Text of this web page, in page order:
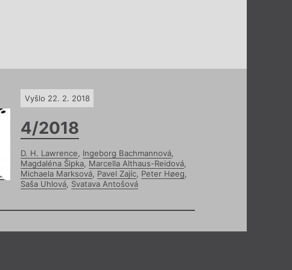
Vyšlo 22. 2. 2018
4/2018
D. H. Lawrence Ingeborg Bachmannová
Magdaléna Šipka Marcella Althaus-Reidová
Michaela Marksová Pavel Zajíc Peter Høeg
Saša Uhlová Svatava Antošová